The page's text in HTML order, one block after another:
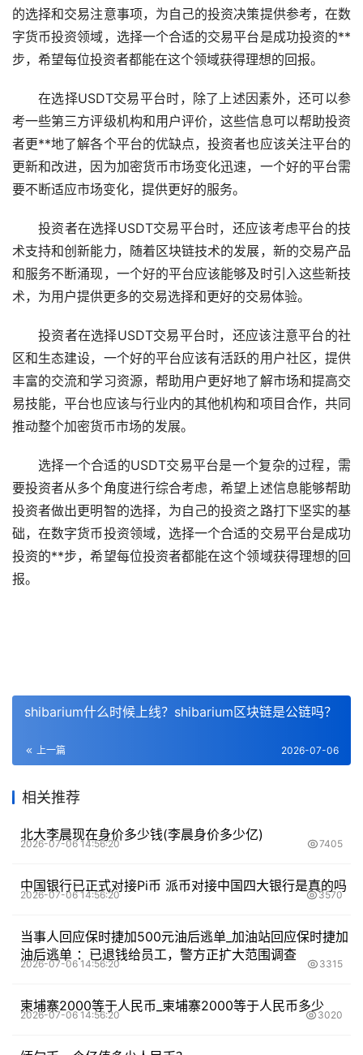
的选择和交易注意事项，为自己的投资决策提供参考，在数
字货币投资领域，选择一个合适的交易平台是成功投资的**
步，希望每位投资者都能在这个领域获得理想的回报。
在选择USDT交易平台时，除了上述因素外，还可以参
考一些第三方评级机构和用户评价，这些信息可以帮助投资
者更**地了解各个平台的优缺点，投资者也应该关注平台的
更新和改进，因为加密货币市场变化迅速，一个好的平台需
要不断适应市场变化，提供更好的服务。
投资者在选择USDT交易平台时，还应该考虑平台的技
术支持和创新能力，随着区块链技术的发展，新的交易产品
和服务不断涌现，一个好的平台应该能够及时引入这些新技
术，为用户提供更多的交易选择和更好的交易体验。
投资者在选择USDT交易平台时，还应该注意平台的社
区和生态建设，一个好的平台应该有活跃的用户社区，提供
丰富的交流和学习资源，帮助用户更好地了解市场和提高交
易技能，平台也应该与行业内的其他机构和项目合作，共同
推动整个加密货币市场的发展。
选择一个合适的USDT交易平台是一个复杂的过程，需
要投资者从多个角度进行综合考虑，希望上述信息能够帮助
投资者做出更明智的选择，为自己的投资之路打下坚实的基
础，在数字货币投资领域，选择一个合适的交易平台是成功
投资的**步，希望每位投资者都能在这个领域获得理想的回
报。
shibarium什么时候上线？shibarium区块链是公链吗？
上一篇 2026-07-06
相关推荐
北大李晨现在身价多少钱(李晨身价多少亿)
2026-07-06 14:56:20 7405
中国银行已正式对接Pi币 派币对接中国四大银行是真的吗
2026-07-06 14:56:20 3570
当事人回应保时捷加500元油后逃单_加油站回应保时捷加
油后逃单 ：已退钱给员工，警方正扩大范围调查
2026-07-06 14:56:20 3315
柬埔寨2000等于人民币_柬埔寨2000等于人民币多少
2026-07-06 14:56:20 3020